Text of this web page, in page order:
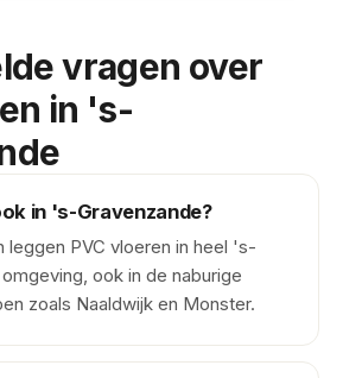
vragen over
in 's-
in 's-Gravenzande?
leggen PVC vloeren in heel 's-
ook in de naburige
zoals Naaldwijk en Monster.